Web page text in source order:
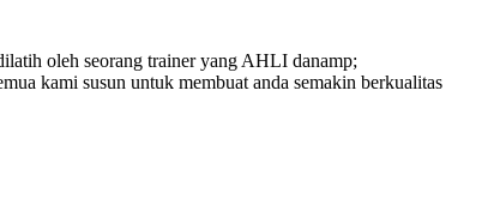
oleh seorang trainer yang AHLI danamp;
kami susun untuk membuat anda semakin berkualitas